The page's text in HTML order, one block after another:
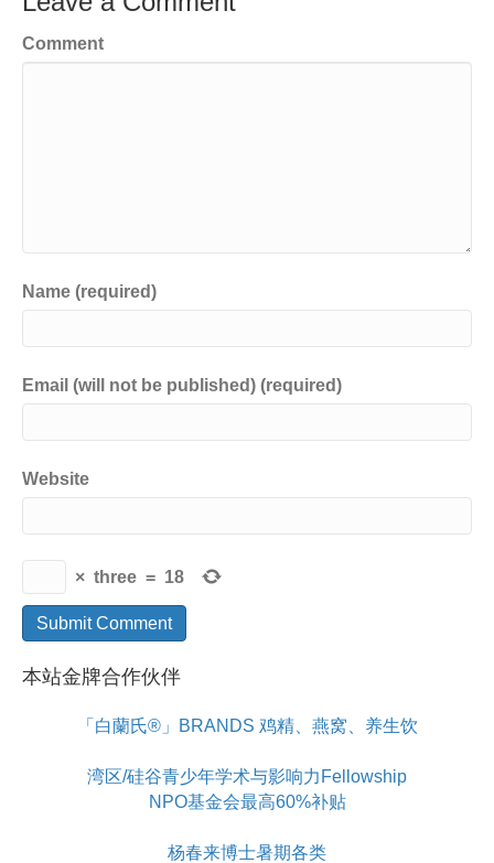
Comment
Name (required)
Email (will not be published) (required)
Website
× three = 18
本站金牌合作伙伴
「白蘭氏®」BRANDS 鸡精、燕窝、养生饮
湾区/硅谷青少年学术与影响力Fellowship
NPO基金会最高60%补贴
杨春来博士暑期各类